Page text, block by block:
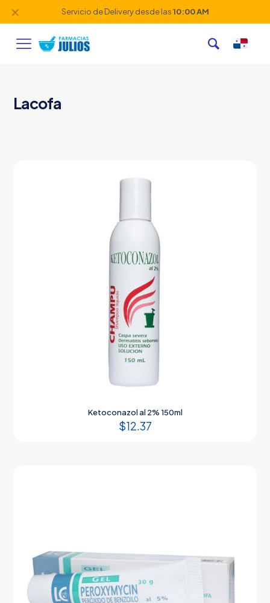
Servicio de Delivery desde las10:00 AM
✕
Lacofa
Ketoconazol al 2% 150ml
$12.37